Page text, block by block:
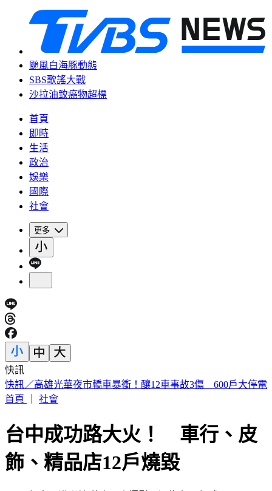
颱風白海豚動態
SBS歌謠大戰
沙拉油致癌物超標
首頁
即時
生活
政治
娛樂
國際
社會
更多
快訊
預告基本工資要漲了！賴清德喊話企業：有獲利替「員工加
薪」
台中成功路大火！ 車行、皮
飾、精品店12戶燒毀